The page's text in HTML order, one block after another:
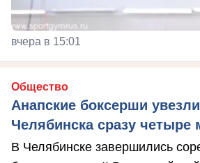
вчера в 15:01
Общество
Анапские боксерши
Челябинска сразу четыре
В Челябинске завершились